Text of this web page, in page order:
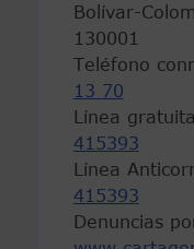
Bolívar-
130001
Teléfono
13 70
Línea
415393
Línea
415393
Denuncias